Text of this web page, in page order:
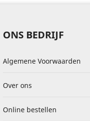
ONS BEDRIJF
Algemene Voorwaarden
Over ons
Online bestellen